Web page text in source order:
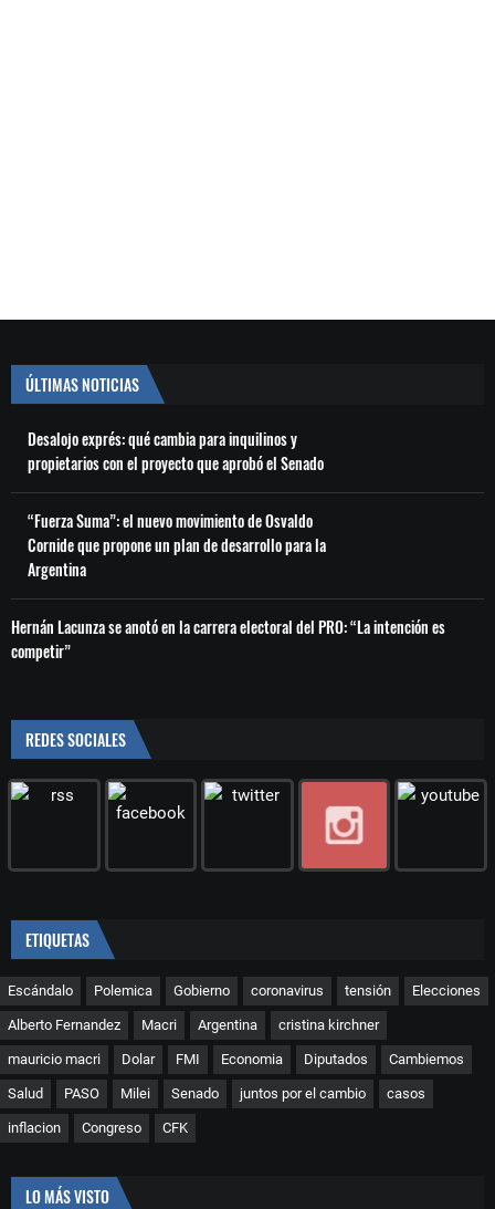
ÚLTIMAS NOTICIAS
Desalojo exprés: qué cambia para inquilinos y
propietarios con el proyecto que aprobó el Senado
“Fuerza Suma”: el nuevo movimiento de Osvaldo
Cornide que propone un plan de desarrollo para la
Argentina
Hernán Lacunza se anotó en la carrera electoral del PRO: “La intención es
competir”
REDES SOCIALES
ETIQUETAS
Escándalo Polemica Gobierno coronavirus tensión Elecciones
Alberto Fernandez Macri Argentina cristina kirchner
mauricio macri Dolar FMI Economia Diputados Cambiemos
Salud PASO Milei Senado juntos por el cambio casos
inflacion Congreso CFK
LO MÁS VISTO